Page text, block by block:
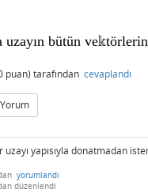
bütün
puan) tarafından cevaplandı
Yorum
uzayı yapısıyla donatmadan
yorumlandı
düzenlendi